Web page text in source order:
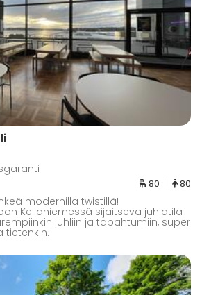
80 80
modernilla twistillä!
Keilaniemessä sijaitseva juhlatila
juhliin ja tapahtumiin, super
tietenkin.